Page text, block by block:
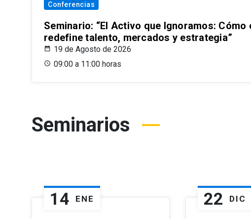
Conferencias
Seminario: “El Activo que Ignoramos: Cómo
redefine talento, mercados y estrategia”
19 de Agosto de 2026
09:00 a 11:00 horas
Seminarios
14 ENE 22 DIC